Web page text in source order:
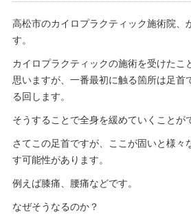
高松市のカイロプラクティック施術院、
す。
カイロプラクティックの施術を受けたこ
思いますが、一番最初に触る箇所は足首
る回します。
そうすることで全身を緩めていくことが
さてこの足首ですが、ここが固いと様々
す可能性があります。
例えば膝痛、腰痛などです。
なぜそうなるのか？